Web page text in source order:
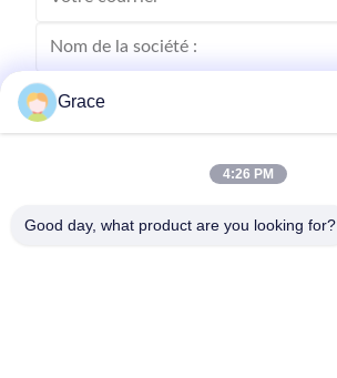
Envoyez
Grace
4:26 PM
Good day, what product are you looking for?